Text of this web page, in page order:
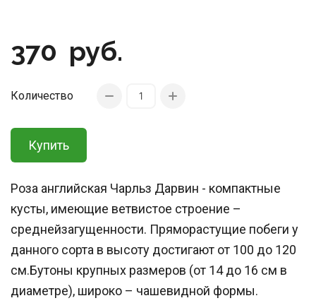
370 руб.
Количество
Купить
Роза английская Чарльз Дарвин - компактные
кусты, имеющие ветвистое строение –
среднейзагущенности. Пряморастущие побеги у
данного сорта в высоту достигают от 100 до 120
см.Бутоны крупных размеров (от 14 до 16 см в
диаметре), широко – чашевидной формы.